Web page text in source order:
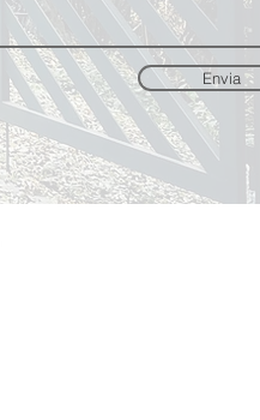
Envia